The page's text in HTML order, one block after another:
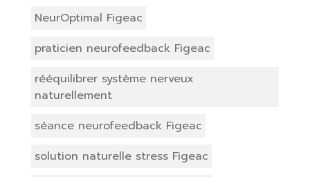
NeurOptimal Figeac
praticien neurofeedback Figeac
rééquilibrer système nerveux
naturellement
séance neurofeedback Figeac
solution naturelle stress Figeac